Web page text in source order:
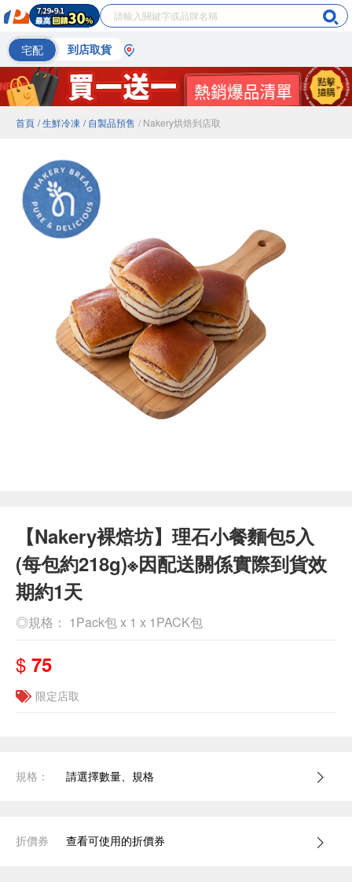
宅配 到店取貨
首頁 / 生鮮冷凍 / 自製品預售 / Nakery烘焙到店取
【Nakery裸焙坊】理石小餐麵包5入
(每包約218g)※因配送關係實際到貨效
期約1天
◎規格： 1Pack包 x 1 x 1PACK包
$ 75
限定店取
規格： 請選擇數量、規格
折價券 查看可使用的折價券